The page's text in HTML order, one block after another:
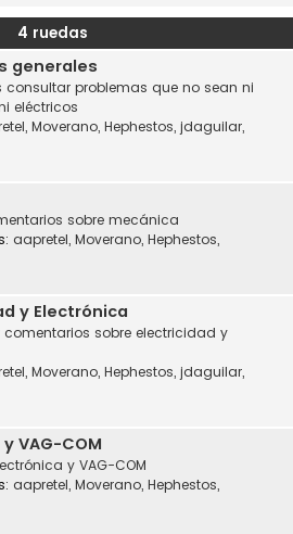
4 ruedas
generales
consultar problemas que no sean ni
eléctricos
, Moverano, Hephestos, jdaguilar,
sobre mecánica
aapretel, Moverano, Hephestos,
y Electrónica
comentarios sobre electricidad y
, Moverano, Hephestos, jdaguilar,
VAG-COM
y VAG-COM
aapretel, Moverano, Hephestos,